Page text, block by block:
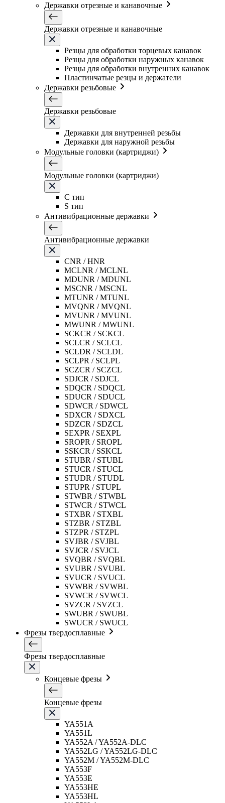
Державки отрезные и канавочные
Державки отрезные и канавочные
Резцы для обработки торцевых канавок
Резцы для обработки наружных канавок
Резцы для обработки внутренних канавок
Пластинчатые резцы и держатели
Державки резьбовые
Державки резьбовые
Державки для внутренней резьбы
Державки для наружной резьбы
Модульные головки (картриджи)
Модульные головки (картриджи)
C тип
S тип
Антивибрационные державки
Антивибрационные державки
CNR / HNR
MCLNR / MCLNL
MDUNR / MDUNL
MSCNR / MSCNL
MTUNR / MTUNL
MVQNR / MVQNL
MVUNR / MVUNL
MWUNR / MWUNL
SCKCR / SCKCL
SCLCR / SCLCL
SCLDR / SCLDL
SCLPR / SCLPL
SCZCR / SCZCL
SDJCR / SDJCL
SDQCR / SDQCL
SDUCR / SDUCL
SDWCR / SDWCL
SDXCR / SDXCL
SDZCR / SDZCL
SEXPR / SEXPL
SROPR / SROPL
SSKCR / SSKCL
STUBR / STUBL
STUCR / STUCL
STUDR / STUDL
STUPR / STUPL
STWBR / STWBL
STWCR / STWCL
STXBR / STXBL
STZBR / STZBL
STZPR / STZPL
SVJBR / SVJBL
SVJCR / SVJCL
SVQBR / SVQBL
SVUBR / SVUBL
SVUCR / SVUCL
SVWBR / SVWBL
SVWCR / SVWCL
SVZCR / SVZCL
SWUBR / SWUBL
SWUCR / SWUCL
Фрезы твердосплавные
Фрезы твердосплавные
Концевые фрезы
Концевые фрезы
YA551A
YA551L
YA552A / YA552A-DLC
YA552LG / YA552LG-DLC
YA552M / YA552M-DLC
YA553F
YA553E
YA553HE
YA553HL